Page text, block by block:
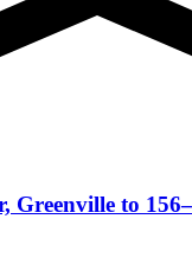
Greenville to